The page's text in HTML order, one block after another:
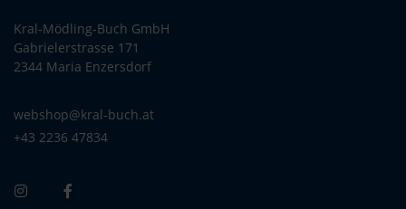
Kral-Mödling-Buch GmbH
Gabrielerstrasse 171
2344 Maria Enzersdorf
webshop@kral-buch.at
+43 2236 47834